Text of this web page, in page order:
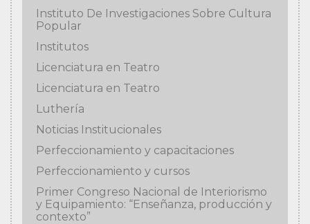
Instituto De Investigaciones Sobre Cultura
Popular
Institutos
Licenciatura en Teatro
Licenciatura en Teatro
Luthería
Noticias Institucionales
Perfeccionamiento y capacitaciones
Perfeccionamiento y cursos
Primer Congreso Nacional de Interiorismo
y Equipamiento: “Enseñanza, producción y
contexto”